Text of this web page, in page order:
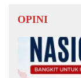
OPINI